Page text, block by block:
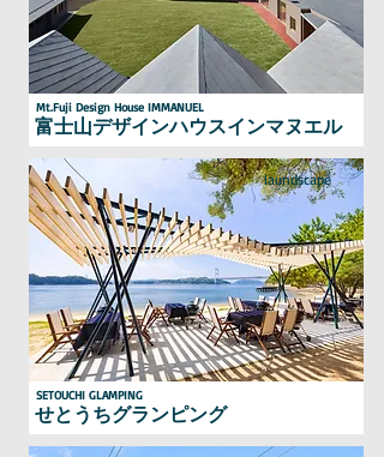
Mt.Fuji Design House IMMANUEL
富士山デザインハウスインマヌエル
laundscape
SETOUCHI GLAMPING
せとうちグランピング